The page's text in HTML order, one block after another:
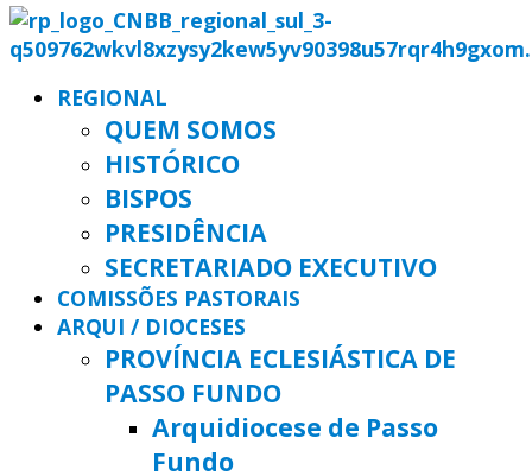
REGIONAL
QUEM SOMOS
HISTÓRICO
BISPOS
PRESIDÊNCIA
SECRETARIADO EXECUTIVO
COMISSÕES PASTORAIS
ARQUI / DIOCESES
PROVÍNCIA ECLESIÁSTICA DE
PASSO FUNDO
Arquidiocese de Passo
Fundo